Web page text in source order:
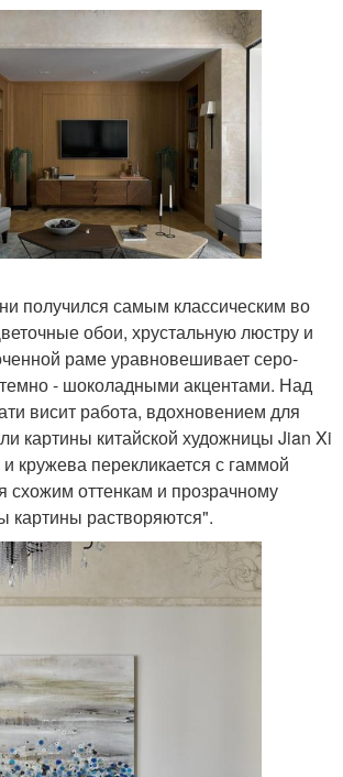
получился самым классическим во
обои, хрустальную люстру и
раме уравновешивает серо-
- шоколадными акцентами. Над
висит работа, вдохновением для
картины китайской художницы Jian Xi
кружева перекликается с гаммой
схожим оттенкам и прозрачному
картины растворяются".